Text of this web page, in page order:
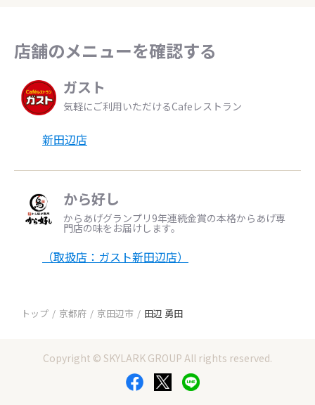
店舗のメニューを確認する
ガスト
気軽にご利用いただけるCafeレストラン
新田辺店
から好し
からあげグランプリ9年連続金賞の本格からあげ専
門店の味をお届けします。
（取扱店：ガスト新田辺店）
トップ 京都府 京田辺市 田辺 勇田
Copyright © SKYLARK GROUP All rights reserved.